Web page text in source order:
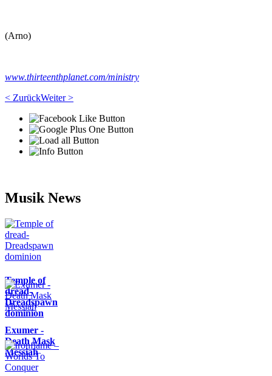
(Arno)
www.thirteenthplanet.com/ministry
< ZurückWeiter >
Musik News
Temple of
dread-
Dreadspawn
dominion
Exumer -
Death Mask
Messiah